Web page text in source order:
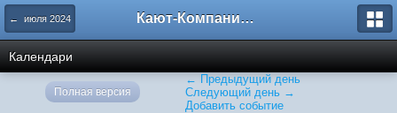
← июля 2024 Кают-Компания "Катера и Яхты"
Календари
← Предыдущий день
Следующий день →
Добавить событие
Полная версия